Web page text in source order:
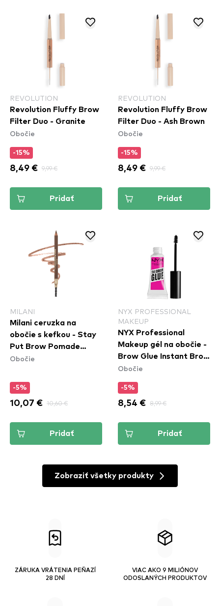
REVOLUTION
Revolution Fluffy Brow
Filter Duo - Granite
Obočie
-15%
8,49 € 9,99 €
Pridať
REVOLUTION
Revolution Fluffy Brow
Filter Duo - Ash Brown
Obočie
-15%
8,49 € 9,99 €
Pridať
MILANI
Milani ceruzka na
obočie s kefkou - Stay
Put Brow Pomade
Pencil - 01 Soft Taupe
Obočie
-5%
10,07 € 10,60 €
Pridať
NYX PROFESSIONAL
MAKEUP
NYX Professional
Makeup gél na obočie -
Brow Glue Instant Brow
Styler
Obočie
-5%
8,54 € 8,99 €
Pridať
Zobraziť všetky produkty
ZÁRUKA VRÁTENIA PEŇAZÍ
28 DNÍ
VIAC AKO 9 MILIÓNOV
ODOSLANÝCH PRODUKTOV